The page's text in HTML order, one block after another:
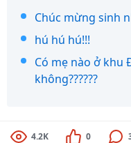
Chúc mừng sinh
hú hú hú!!!
Có mẹ nào ở khu
không??????
4.2K 0